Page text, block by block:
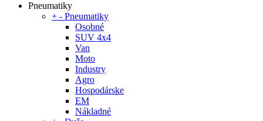
Pneumatiky
+ - Pneumatiky
Osobné
SUV 4x4
Van
Moto
Industry
Agro
Hospodárske
EM
Nákladné